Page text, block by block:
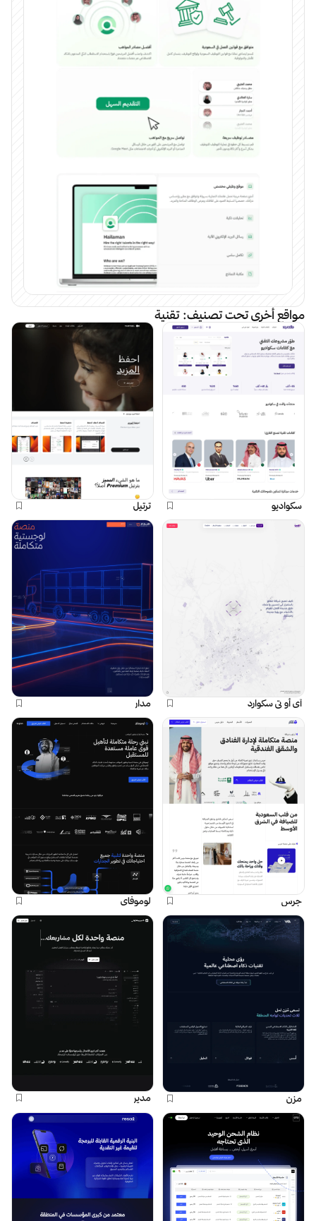
مواقع أخرى تحت تصنيف: تقنية
سكواديو ترتيل
آي أو تي سكوارد مدار
جرس لوموفاي
مزن مدير